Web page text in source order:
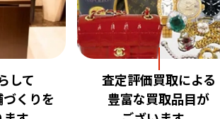
よる
目が
お客様に
ご納得いただける査定を